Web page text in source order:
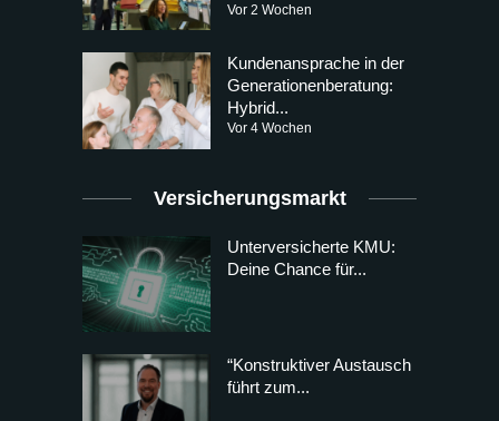
Vor 2 Wochen
Kundenansprache in der
Generationenberatung:
Hybrid...
Vor 4 Wochen
Versicherungsmarkt
Unterversicherte KMU:
Deine Chance für...
“Konstruktiver Austausch
führt zum...